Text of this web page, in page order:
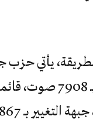
يأتي حزب
المرتبة الأولى بـ 7908